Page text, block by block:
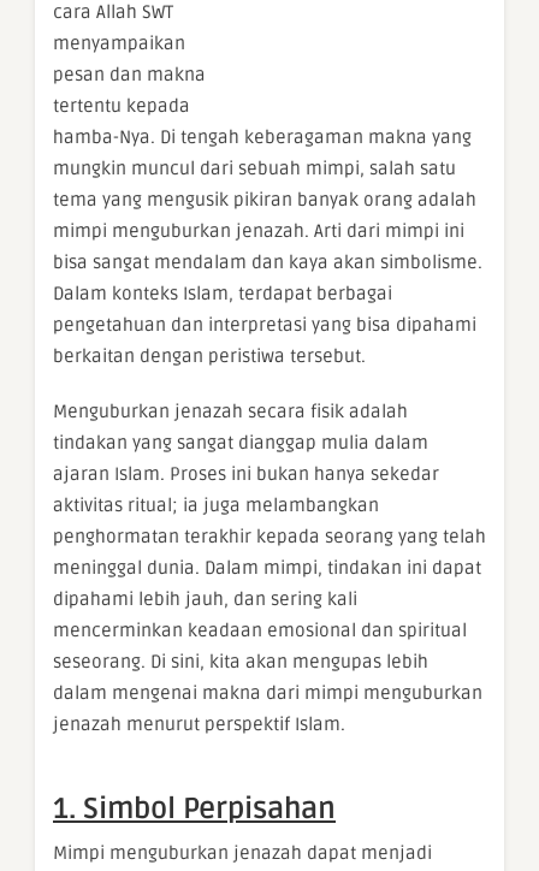
cara Allah SWT
menyampaikan
pesan dan makna
tertentu kepada
hamba-Nya. Di tengah keberagaman makna yang
mungkin muncul dari sebuah mimpi, salah satu
tema yang mengusik pikiran banyak orang adalah
mimpi menguburkan jenazah. Arti dari mimpi ini
bisa sangat mendalam dan kaya akan simbolisme.
Dalam konteks Islam, terdapat berbagai
pengetahuan dan interpretasi yang bisa dipahami
berkaitan dengan peristiwa tersebut.
Menguburkan jenazah secara fisik adalah
tindakan yang sangat dianggap mulia dalam
ajaran Islam. Proses ini bukan hanya sekedar
aktivitas ritual; ia juga melambangkan
penghormatan terakhir kepada seorang yang telah
meninggal dunia. Dalam mimpi, tindakan ini dapat
dipahami lebih jauh, dan sering kali
mencerminkan keadaan emosional dan spiritual
seseorang. Di sini, kita akan mengupas lebih
dalam mengenai makna dari mimpi menguburkan
jenazah menurut perspektif Islam.
1. Simbol Perpisahan
Mimpi menguburkan jenazah dapat menjadi